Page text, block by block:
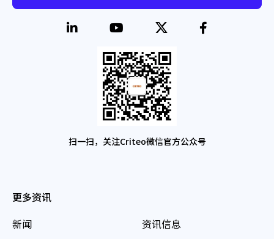
扫一扫，关注Criteo微信官方公众号
更多资讯
新闻
资讯信息